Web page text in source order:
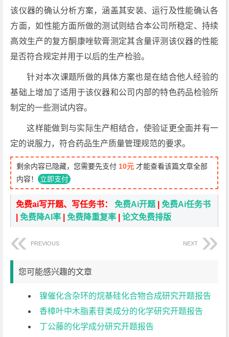
该仪器的确认分析方案，涵盖其安装、运行及性能确认各
方面，如性能方面所做的测试则结合本公司所稳定、持续
高效生产的复方酮康唑软膏测定其含量评测该仪器的性能
是否符合规定并用于以后的生产检验。
针对本次课题所做的具体方案也是在结合他人经验的
基础上增加了适用于该仪器和公司内部的特色药品检验所
制定的一些测试内容。
这样能做到与实际生产相结合，使验证更全面并有一
定的说服力，符合药品生产质量管理规范的要求。
剩余内容已隐藏，您需要先支付 10元 才能查看该篇文章全部
内容！ 立即支付
免费ai写开题、写任务书：免费Ai开题 |免费Ai任务书
|免费降AI率 |免费降重复率 |论文免费排版
PREVIOUS NEXT
您可能感兴趣的文章
镍催化含杂环的烷基硅化合物合成研究开题报告
香樟叶中木脂素苷类成分的化学研究开题报告
丁公藤的化学成分研究开题报告